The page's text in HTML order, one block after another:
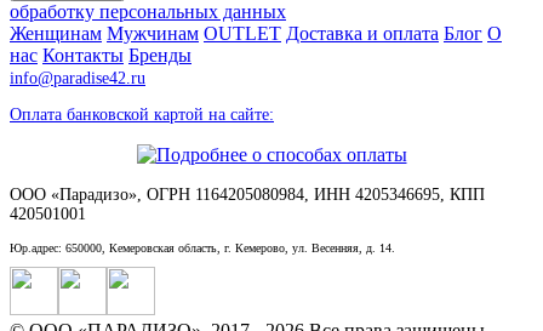
обработку персональных данных
Женщинам Мужчинам OUTLET Доставка и оплата Блог О
нас Контакты Бренды
info@paradise42.ru
Оплата банковской картой на сайте:
ООО «Парадизо», ОГРН 1164205080984, ИНН 4205346695, КПП
420501001
Юр.адрес: 650000, Кемеровская область, г. Кемерово, ул. Весенняя, д. 14.